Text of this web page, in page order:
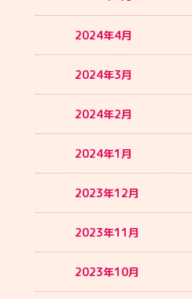
2024年4月
2024年3月
2024年2月
2024年1月
2023年12月
2023年11月
2023年10月